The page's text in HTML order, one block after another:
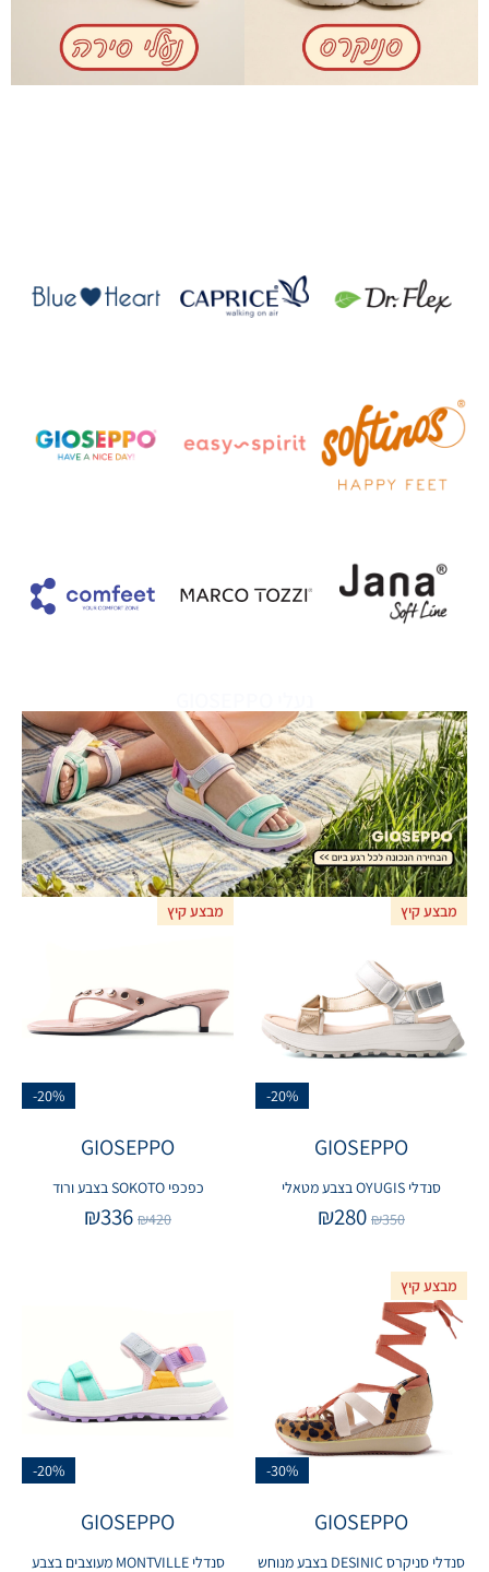
מבצע קיץ
-20%
GIOSEPPO
סנדלי OYUGIS בצבע מטאלי
₪350
₪280
מבצע קיץ
-20%
GIOSEPPO
כפכפי SOKOTO בצבע ורוד
₪420
₪336
מבצע קיץ
-30%
GIOSEPPO
סנדלי סניקרס DESINIC בצבע מנוחש
-20%
GIOSEPPO
סנדלי MONTVILLE מעוצבים בצבע